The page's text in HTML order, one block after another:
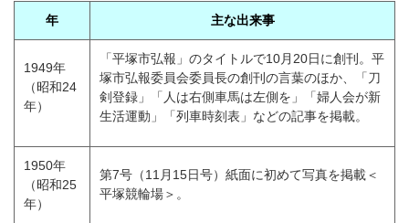
年
主な出来事
1949年
（昭和24
年）
「平塚市弘報」のタイトルで10月20日に創刊。平
塚市弘報委員会委員長の創刊の言葉のほか、「刀
剣登録」「人は右側車馬は左側を」「婦人会が新
生活運動」「列車時刻表」などの記事を掲載。
1950年
（昭和25
年）
第7号（11月15日号）紙面に初めて写真を掲載＜
平塚競輪場＞。